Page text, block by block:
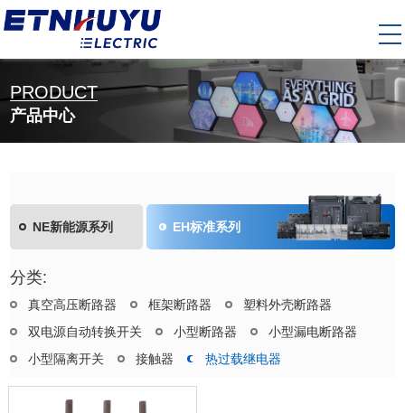
PRODUCT
产品中心
NE新能源系列 EH标准系列
分类:
真空高压断路器 框架断路器
塑料外壳断路器
双电源自动转换开关
小型断路器
小型漏电断路器
小型隔离开关
接触器 热过载继电器